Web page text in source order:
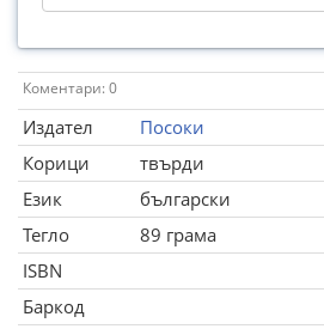
Коментари: 0
Издател
Посоки
Корици
твърди
Език
български
Тегло
89 грама
ISBN
Баркод